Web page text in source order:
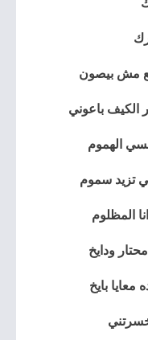
مش بيصون
باعوني
الهموم
تزيد سموم
المظلوم
ودايخ
بايخ